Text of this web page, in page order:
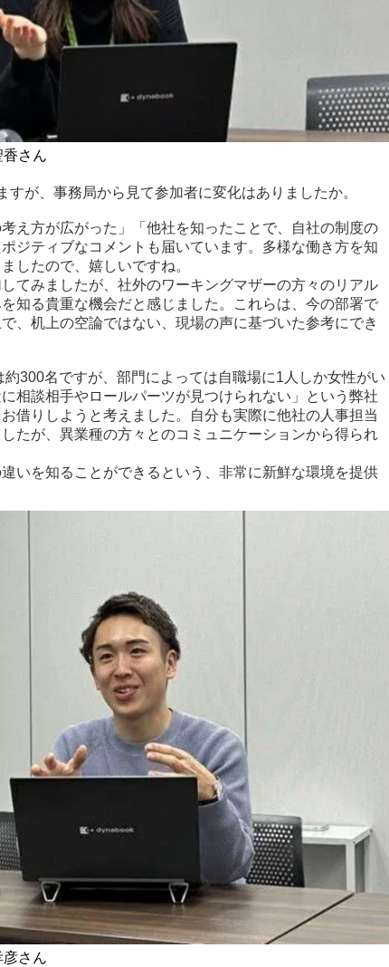
さん
すが、事務局から見て参加者に変化はありましたか。
え方が広がった」「他社を知ったことで、自社の制度の
ジティブなコメントも届いています。多様な働き方を知
したので、嬉しいですね。
てみましたが、社外のワーキングマザーの方々のリアル
知る貴重な機会だと感じました。これらは、今の部署で
、机上の空論ではない、現場の声に基づいた参考にでき
約300名ですが、部門によっては自職場に1人しか女性がい
相談相手やロールパーツが見つけられない」という弊社
借りしようと考えました。自分も実際に他社の人事担当
たが、異業種の方々とのコミュニケーションから得られ
いを知ることができるという、非常に新鮮な環境を提供
さん